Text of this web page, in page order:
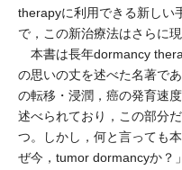
therapyに利用できる新しい
で，この新治療法はさらに
本書は長年dormancy
の思いの丈を述べた名著で
の転移・浸潤，癌の発育速
述べられており，この部分
つ。しかし，何と言っても
ぜ今，tumor dormancyか？